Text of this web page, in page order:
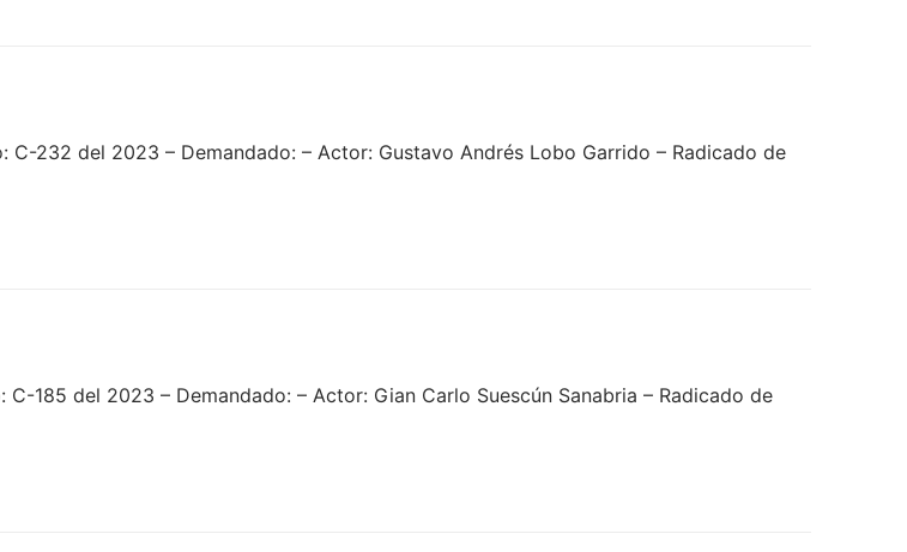
232 del 2023 – Demandado: – Actor: Gustavo Andrés Lobo Garrido – Radicado de
185 del 2023 – Demandado: – Actor: Gian Carlo Suescún Sanabria – Radicado de